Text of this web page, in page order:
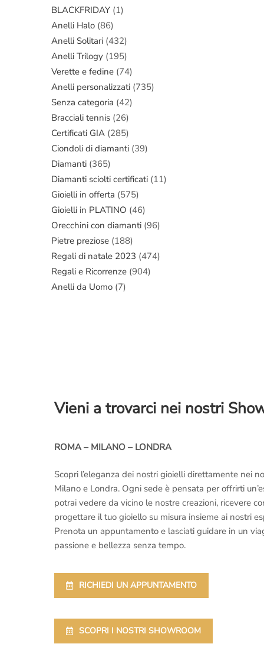
BLACKFRIDAY (1)
Anelli Halo (86)
Anelli Solitari (432)
Anelli Trilogy (195)
Verette e fedine (74)
Anelli personalizzati (735)
Senza categoria (42)
Bracciali tennis (26)
Certificati GIA (285)
Ciondoli di diamanti (39)
Diamanti (365)
Diamanti sciolti certificati (11)
Gioielli in offerta (575)
Gioielli in PLATINO (46)
Orecchini con diamanti (96)
Pietre preziose (188)
Regali di natale 2023 (474)
Regali e Ricorrenze (904)
Anelli da Uomo (7)
Vieni a trovarci nei nostri
ROMA – MILANO – LONDRA
Scopri l’eleganza dei nostri gioielli direttamente nei
Milano e Londra. Ogni sede è pensata per offrirti
potrai vedere da vicino le nostre creazioni, ricevere
progettare il tuo gioiello su misura insieme ai nostri
Prenota un appuntamento e lasciati guidare in un
passione e bellezza senza tempo.
RICHIEDI UN APPUNTAMENTO
SCOPRI I NOSTRI SHOWROOM